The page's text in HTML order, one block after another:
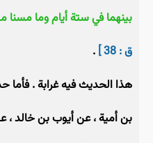
بينهما في ستة أيام وما
ق : 38 ]
.
هذا الحديث فيه غرابة .
بن أمية ، عن أيوب بن خالد ،